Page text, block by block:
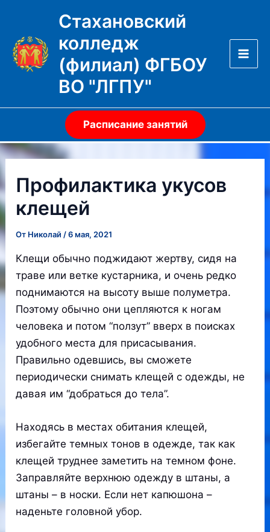
содержимому
Стахановский
колледж
(филиал) ФГБОУ
ВО "ЛГПУ"
Расписание занятий
Профилактика укусов
клещей
От Николай /6 мая, 2021
Клещи обычно поджидают жертву, сидя на
траве или ветке кустарника, и очень редко
поднимаются на высоту выше полуметра.
Поэтому обычно они цепляются к ногам
человека и потом “ползут” вверх в поисках
удобного места для присасывания.
Правильно одевшись, вы сможете
периодически снимать клещей с одежды, не
давая им “добраться до тела”.
Находясь в местах обитания клещей,
избегайте темных тонов в одежде, так как
клещей труднее заметить на темном фоне.
Заправляйте верхнюю одежду в штаны, а
штаны – в носки. Если нет капюшона –
наденьте головной убор.